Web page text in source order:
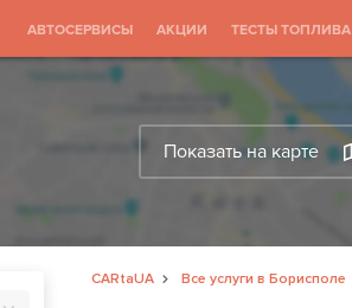
АВТОСЕРВИСЫ АКЦИИ ТЕСТЫ ТОПЛИВА
Показать на карте
CARtaUA Все услуги в Борисполе